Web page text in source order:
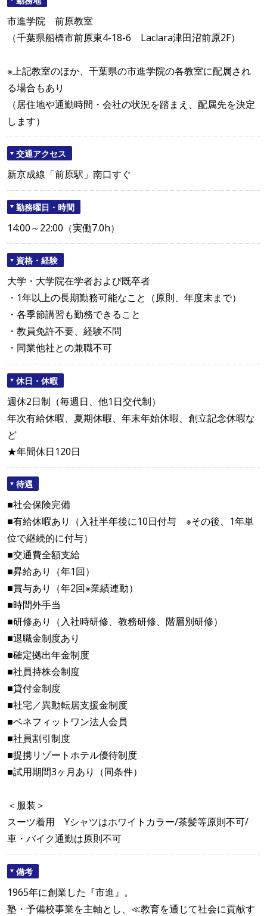
市進学院 前原教室
（千葉県船橋市前原東4-18-6 Laclara津田沼前原2F）
※上記教室のほか、千葉県の市進学院の各教室に配属され
る場合もあり
（居住地や通勤時間・会社の状況を踏まえ、配属先を決定
します）
交通アクセス
新京成線「前原駅」南口すぐ
勤務曜日・時間
14:00～22:00（実働7.0h）
資格・経験
大学・大学院在学者および既卒者
・1年以上の長期勤務可能なこと（原則、年度末まで）
・各季節講習も勤務できること
・教員免許不要、経験不問
・同業他社との兼職不可
休日・休暇
週休2日制（毎週日、他1日交代制）
年次有給休暇、夏期休暇、年末年始休暇、創立記念休暇な
ど
★年間休日120日
待遇
■社会保険完備
■有給休暇あり（入社半年後に10日付与 ※その後、1年単
位で継続的に付与）
■交通費全額支給
■昇給あり（年1回）
■賞与あり（年2回※業績連動）
■時間外手当
■研修あり（入社時研修、教務研修、階層別研修）
■退職金制度あり
■確定拠出年金制度
■社員持株会制度
■貸付金制度
■社宅／異動転居支援金制度
■ベネフィットワン法人会員
■社員割引制度
■提携リゾートホテル優待制度
■試用期間3ヶ月あり（同条件）
＜服装＞
スーツ着用 Yシャツはホワイトカラー/茶髪等原則不可/
車・バイク通勤は原則不可
備考
1965年に創業した『市進』。
塾・予備校事業を主軸とし、≪教育を通じて社会に貢献す